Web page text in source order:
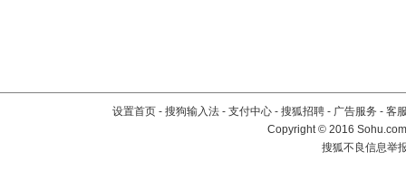
设置首页 - 搜狗输入法 - 支付中心 - 搜狐招聘 - 广告服务 - 客
Copyright©2016
搜狐不良信息举